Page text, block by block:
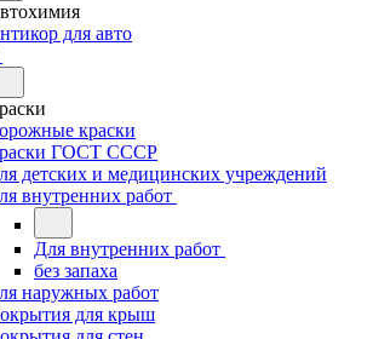
для авто
краски
ГОСТ СССР
детских и медицинских учреждений
внутренних работ
Для внутренних работ
без запаха
наружных работ
для крыш